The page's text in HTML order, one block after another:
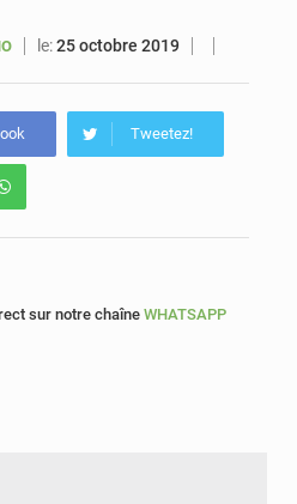
Sénégal : Ousmane Diagne prêtera serment le 11 août comme président du Conseil constitutionnel
le:25 octobre 2019
Tweetez!
sur notre chaîne WHATSAPP